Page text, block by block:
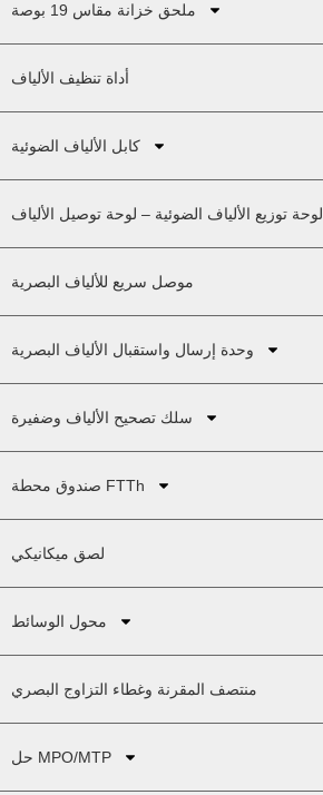
ملحق خزانة مقاس 19 بوصة
أداة تنظيف الألياف
كابل الألياف الضوئية
لوحة توزيع الألياف الضوئية – لوحة توصيل الألياف
موصل سريع للألياف البصرية
وحدة إرسال واستقبال الألياف البصرية
سلك تصحيح الألياف وضفيرة
صندوق محطة FTTh
لصق ميكانيكي
محول الوسائط
منتصف المقرنة وغطاء التزاوج البصري
حل MPO/MTP